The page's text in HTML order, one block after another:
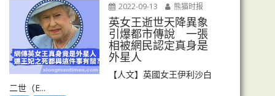
2022-09-13 熊猫时报
英女王逝世天降異象
引爆都市傳說 一張
相被網民認定真身是
外星人
【人文】英國女王伊利沙白
二世（E...